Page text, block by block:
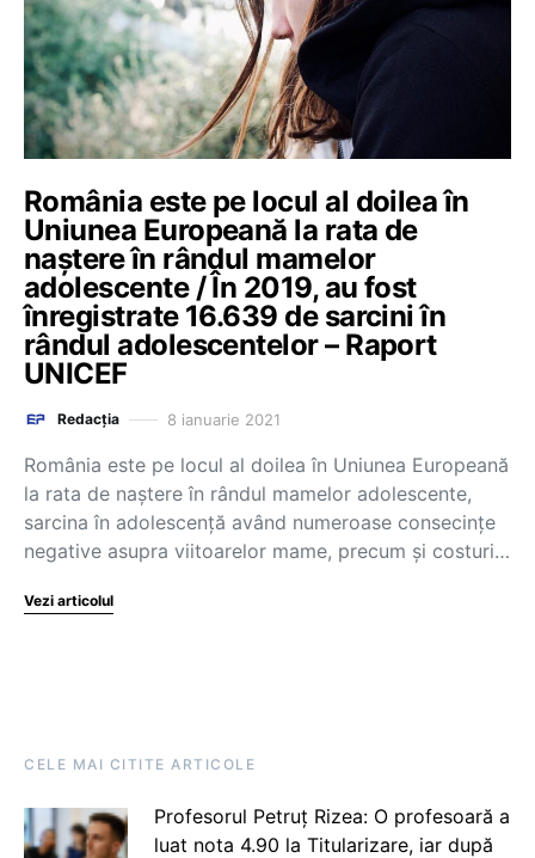
România este pe locul al doilea în
Uniunea Europeană la rata de
naștere în rândul mamelor
adolescente / În 2019, au fost
înregistrate 16.639 de sarcini în
rândul adolescentelor – Raport
UNICEF
Redacția 8 ianuarie 2021
România este pe locul al doilea în Uniunea Europeană
la rata de naștere în rândul mamelor adolescente,
sarcina în adolescență având numeroase consecințe
negative asupra viitoarelor mame, precum și costuri…
Vezi articolul
CELE MAI CITITE ARTICOLE
Profesorul Petruț Rizea: O profesoară a
luat nota 4.90 la Titularizare, iar după